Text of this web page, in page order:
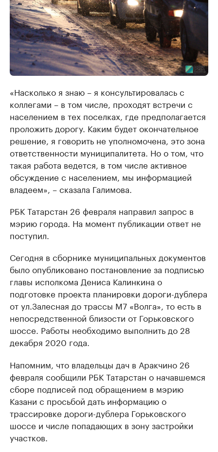
«Насколько я знаю – я консультировалась с
коллегами – в том числе, проходят встречи с
населением в тех поселках, где предполагается
проложить дорогу. Каким будет окончательное
решение, я говорить не уполномочена, это зона
ответственности муниципалитета. Но о том, что
такая работа ведется, в том числе активное
обсуждение с населением, мы информацией
владеем», – сказала Галимова.
РБК Татарстан 26 февраля направил запрос в
мэрию города. На момент публикации ответ не
поступил.
Сегодня в сборнике муниципальных документов
было опубликовано постановление за подписью
главы исполкома Дениса Калинкина о
подготовке проекта планировки дороги-дублера
от ул.Залесная до трассы М7 «Волга», то есть в
непосредственной близости от Горьковского
шоссе. Работы необходимо выполнить до 28
декабря 2020 года.
Напомним, что владельцы дач в Аракчино 26
февраля сообщили РБК Татарстан о начавшемся
сборе подписей под обращением в мэрию
Казани с просьбой дать информацию о
трассировке дороги-дублера Горьковского
шоссе и числе попадающих в зону застройки
участков.